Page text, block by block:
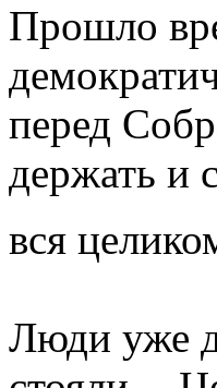
Прошло
перед
держать и
вся
Люди уже